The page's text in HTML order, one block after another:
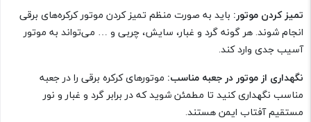
تمیز کردن موتور: باید به صورت منظم تمیز کردن موتور کرکره‌های برقی
انجام شوند. هر گونه گرد و غبار، سایش، چربی و … می‌تواند به موتور
آسیب جدی وارد کند.
نگهداری از موتور در جعبه مناسب: موتورهای کرکره برقی را در جعبه
مناسب نگهداری کنید تا مطمئن شوید که در برابر گرد و غبار و نور
مستقیم آفتاب ایمن هستند.